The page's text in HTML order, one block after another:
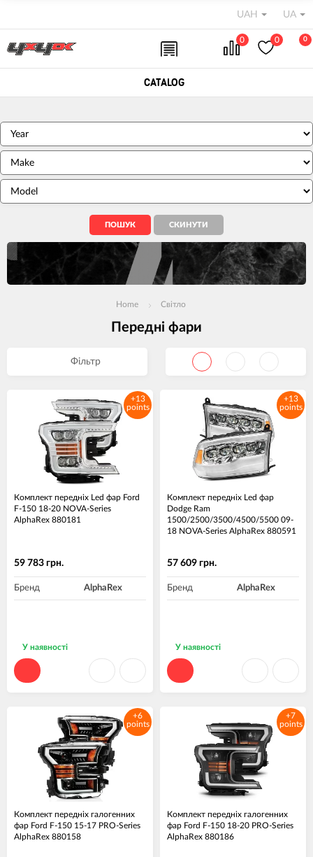
UAH UA
0 0 0
CATALOG
Home Світло
Передні фари
Фільтр
+13
points
Комплект передніх Led фар Ford
F-150 18-20 NOVA-Series
AlphaRex 880181
59 783 грн.
Бренд AlphaRex
У наявності
+13
points
Комплект передніх Led фар
Dodge Ram
1500/2500/3500/4500/5500 09-
18 NOVA-Series AlphaRex 880591
57 609 грн.
Бренд AlphaRex
У наявності
+6
points
Комплект передніх галогенних
фар Ford F-150 15-17 PRO-Series
AlphaRex 880158
+7
points
Комплект передніх галогенних
фар Ford F-150 18-20 PRO-Series
AlphaRex 880186